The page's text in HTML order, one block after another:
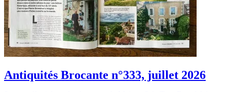
Antiquités Brocante n°333, juillet 2026